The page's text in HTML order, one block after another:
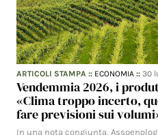
ARTICOLI STAMPA :: ECONOMIA ::30
Vendemmia 2026, i
«Clima troppo incerto,
fare previsioni sui
In una nota congiunta,